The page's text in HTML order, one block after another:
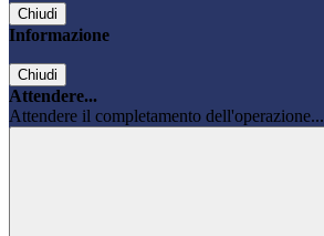
Chiudi
Informazione
Chiudi
Attendere...
Attendere il completamento dell'operazione...